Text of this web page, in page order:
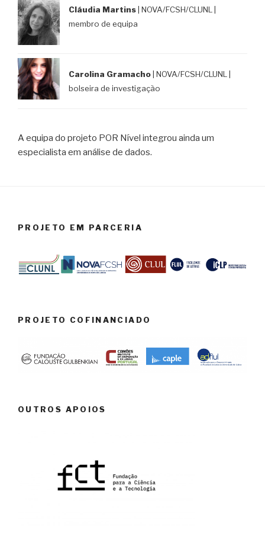
Cláudia Martins| NOVA/FCSH/CLUNL |
membro de equipa
Carolina Gramacho| NOVA/FCSH/CLUNL |
bolseira de investigação
A equipa do projeto POR Nível integrou ainda um
especialista em análise de dados.
PROJETO EM PARCERIA
PROJETO COFINANCIADO
OUTROS APOIOS